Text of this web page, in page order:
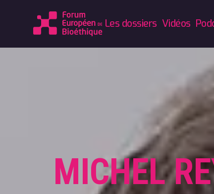
Les dossiers Vidéos
MICHEL